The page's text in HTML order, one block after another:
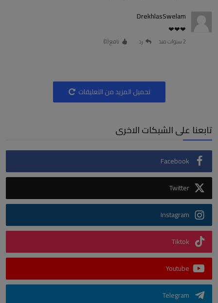
DrekhlasSwelam
❤❤❤
2 سنوات منذ رد نافع (0
)
تحميل المزيد من التعليقات
تابعنا على الشبكات الاخرى
Facebook
Twitter
Instagram
Tiktok
Youtube
Telegram